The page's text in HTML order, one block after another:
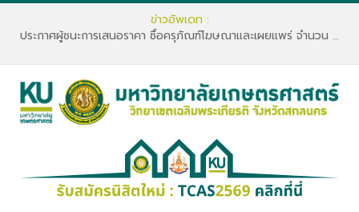
ข่าวอัพเดท :
ประกาศผู้ชนะการเสนอราคา ซื้อครุภัณฑ์โฆษณาและเผยแพร่ จำนวน 5 รายการ